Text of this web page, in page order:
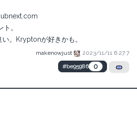
。
。Kryptonが好きかも。
makenowjust
2023/11/11 6:27:7
#be95986
0